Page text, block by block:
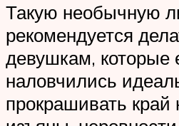
Такую необычную
рекомендуется
девушкам, которые
наловчились
прокрашивать край